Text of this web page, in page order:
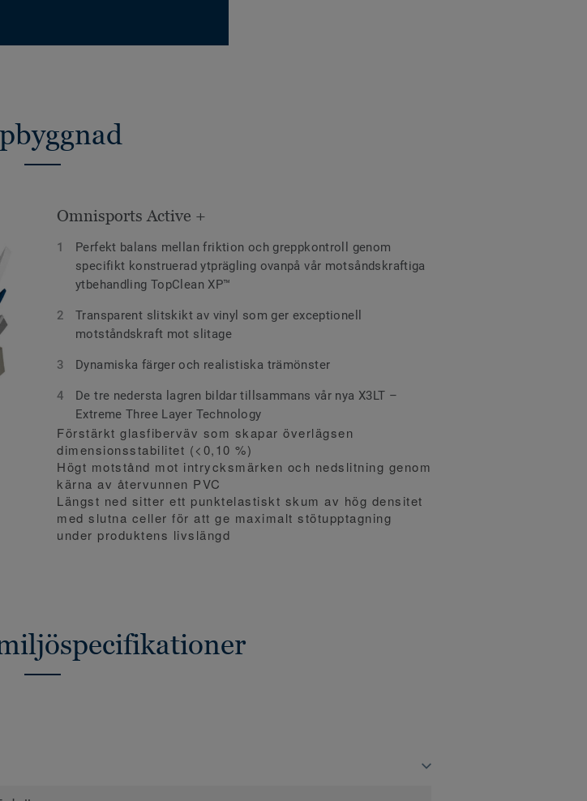
Omnisports Active +
Perfekt balans mellan friktion och greppkontroll genom
specifikt konstruerad ytprägling ovanpå vår motsåndskraftiga
ytbehandling TopClean XP™
Transparent slitskikt av vinyl som ger exceptionell
motståndskraft mot slitage
Dynamiska färger och realistiska trämönster
De tre nedersta lagren bildar tillsammans vår nya X3LT –
Extreme Three Layer Technology
Förstärkt glasfiberväv som skapar överlägsen
dimensionsstabilitet (<0,10 %)
Högt motstånd mot intrycksmärken och nedslitning genom
kärna av återvunnen PVC
Längst ned sitter ett punktelastiskt skum av hög densitet
med slutna celler för att ge maximalt stötupptagning
under produktens livslängd